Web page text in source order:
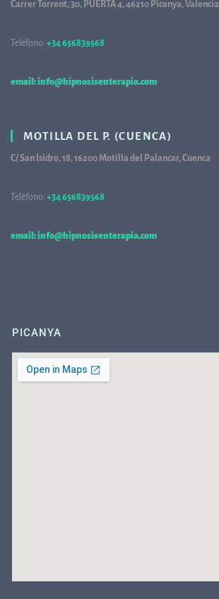
Carrer Torrent, 30, PUERTA 4, 46210 Picanya, Valencia
Teléfono: +34 656839568
email: info@hipnosisenterapia.com
MOTILLA DEL P. (CUENCA)
C/ San Isidro, 18, 16200 Motilla del Palancar, Cuenca
Teléfono: +34 656839568
email: info@hipnosisenterapia.com
PICANYA